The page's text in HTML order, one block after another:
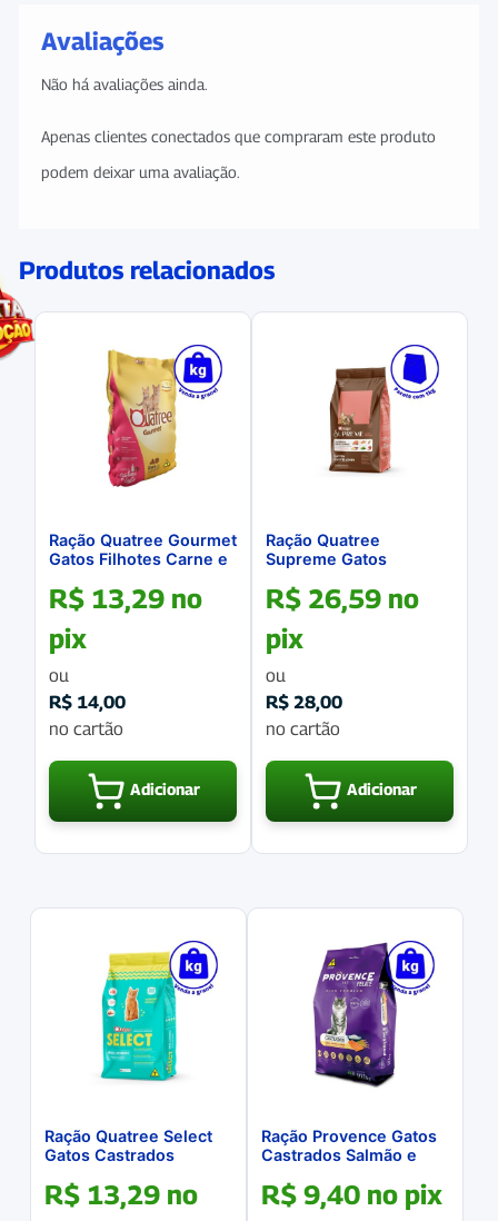
Avaliações
Não há avaliações ainda.
Apenas clientes conectados que compraram este produto
podem deixar uma avaliação.
Produtos relacionados
Ração Quatree Gourmet
Gatos Filhotes Carne e
R$ 13,29 no
pix
ou
R$ 14,00
no cartão
Adicionar
Ração Quatree
Supreme Gatos
Pacotes de 1Kg
R$ 26,59 no
pix
ou
R$ 28,00
no cartão
Adicionar
Ração Quatree Select
Gatos Castrados
GRANEL
R$ 13,29 no
Ração Provence Gatos
Castrados Salmão e
R$ 9,40 no pix